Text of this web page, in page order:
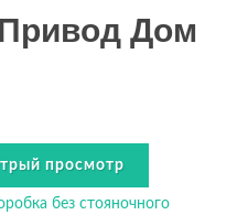
Дом
просмотр